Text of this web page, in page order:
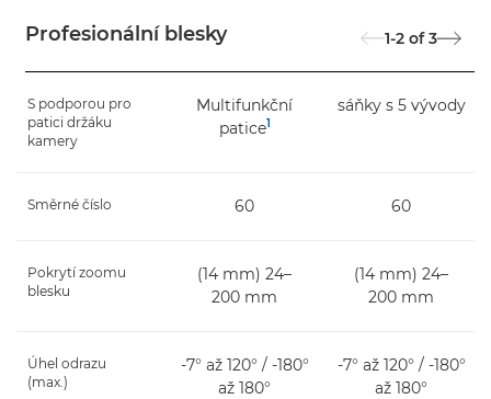
Profesionální blesky 1-2 of 3
S podporou pro
patici držáku
kamery
Multifunkční
patice1
sáňky s 5 vývody
Směrné číslo 60 60
Pokrytí zoomu
blesku
(14 mm) 24–
200 mm
(14 mm) 24–
200 mm
Úhel odrazu
(max.)
-7° až 120° / -180°
až 180°
-7° až 120° / -180°
až 180°